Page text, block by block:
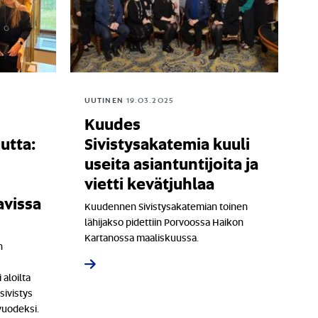
aloilta
UUTINEN 19.03.2025
Kuudes
Sivistysakatemia kuuli
useita asiantuntijoita ja
vietti kevätjuhlaa
Kuudennen Sivistysakatemian toinen
lähijakso pidettiin Porvoossa Haikon
Kartanossa maaliskuussa.